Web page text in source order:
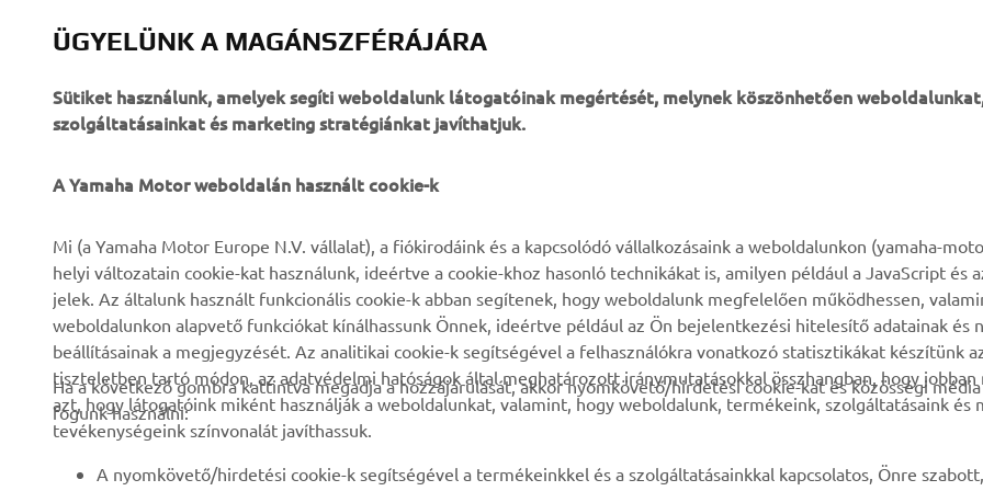
Rólunk
Hírek és Promóciók
Sajtó
Munka a Yamahánál
eBike rendszerek
Hatóságok
Gyors beavatkozók
Motoros iskola
Robotics
Yamaha Music
Yamaha Racing
Yamaha Motor Global
Alkatrész katalógus
Karbantartásra vonatkozó
foglalás
Márkakereskedő kereső
Akkumulátorok
ÜGYELÜNK A MAGÁNSZFÉRÁJÁRA
Sütiket használunk, amelyek segíti weboldalunk látogatóinak megértését, melynek köszönhetően
szolgáltatásainkat és marketing stratégiánkat javíthatjuk.
A Yamaha Motor weboldalán használt cookie-k
Mi (a Yamaha Motor Europe N.V. vállalat), a fiókirodáink és a kapcsolódó vállalkozásaink a weboldalunkon (yamaha-
helyi változatain cookie-kat használunk, ideértve a cookie-khoz hasonló technikákat is, amilyen például a JavaScript és
jelek. Az általunk használt funkcionális cookie-k abban segítenek, hogy weboldalunk megfelelően működhessen,
weboldalunkon alapvető funkciókat kínálhassunk Önnek, ideértve például az Ön bejelentkezési hitelesítő adatainak és
beállításainak a megjegyzését. Az analitikai cookie-k segítségével a felhasználókra vonatkozó statisztikákat készítünk
tiszteletben tartó módon, az adatvédelmi hatóságok által meghatározott iránymutatásokkal összhangban, hogy jobban
azt, hogy látogatóink miként használják a weboldalunkat, valamint, hogy weboldalunk, termékeink, szolgáltatásaink és
tevékenységeink színvonalát javíthassuk.
Ha a következő gombra kattintva megadja a hozzájárulását, akkor nyomkövető/hirdetési cookie-kat és közösségi
fogunk használni:
A nyomkövető/hirdetési cookie-k segítségével a termékeinkkel és a szolgáltatásainkkal kapcsolatos, Önre